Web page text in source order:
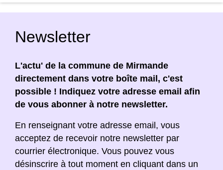
Newsletter
L'actu' de la commune de Mirmande
directement dans votre boîte mail, c'est
possible ! Indiquez votre adresse email afin
de vous abonner à notre newsletter.
En renseignant votre adresse email, vous
acceptez de recevoir notre newsletter par
courrier électronique. Vous pouvez vous
désinscrire à tout moment en cliquant dans un